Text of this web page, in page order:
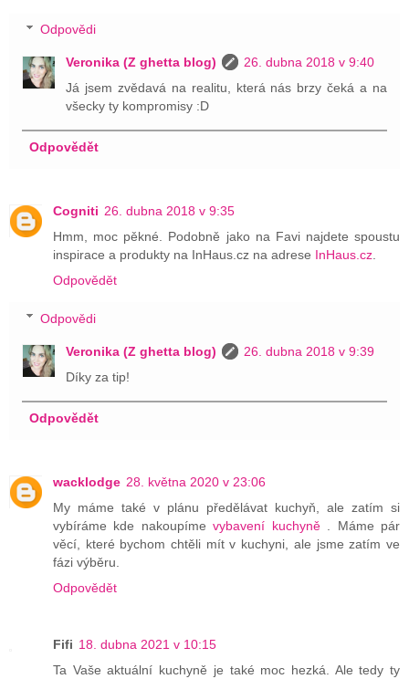
Odpovědi
Veronika (Z ghetta blog)
26. dubna 2018 v 9:40
Já jsem zvědavá na realitu, která nás brzy čeká a na
všecky ty kompromisy :D
Odpovědět
Cogniti 26. dubna 2018 v 9:35
Hmm, moc pěkné. Podobně jako na Favi najdete spoustu
inspirace a produkty na InHaus.cz na adrese InHaus.cz
Odpovědět
Odpovědi
Veronika (Z ghetta blog)
26. dubna 2018 v 9:39
Díky za tip!
Odpovědět
wacklodge 28. května 2020 v 23:06
My máme také v plánu předělávat kuchyň, ale zatím si
vybíráme kde nakoupímevybavení kuchyně. Máme pár
věcí, které bychom chtěli mít v kuchyni, ale jsme zatím ve
fázi výběru.
Odpovědět
Fifi 18. dubna 2021 v 10:15
Ta Vaše aktuální kuchyně je také moc hezká. Ale tedy ty